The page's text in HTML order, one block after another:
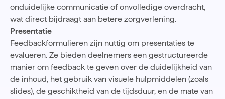
onduidelijke communicatie of onvolledige overdracht,
wat direct bijdraagt aan betere zorgverlening.
Presentatie
Feedbackformulieren zijn nuttig om presentaties te
evalueren. Ze bieden deelnemers een gestructureerde
manier om feedback te geven over de duidelijkheid van
de inhoud, het gebruik van visuele hulpmiddelen (zoals
slides), de geschiktheid van de tijdsduur, en de mate van